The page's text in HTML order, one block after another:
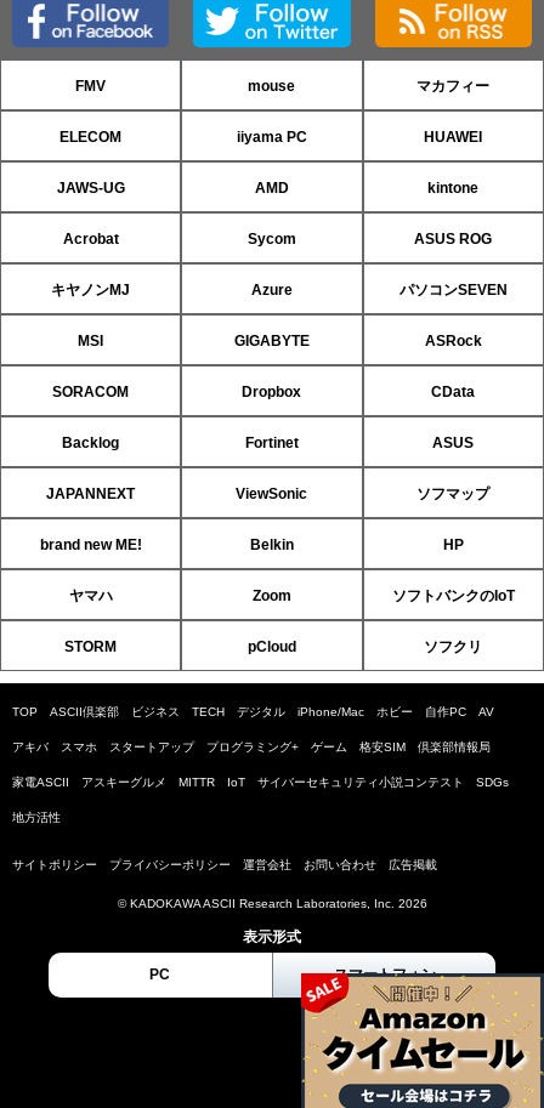
FMV mouse マカフィー
ELECOM iiyama PC HUAWEI
JAWS-UG AMD kintone
Acrobat Sycom ASUS ROG
キヤノンMJ Azure パソコンSEVEN
MSI GIGABYTE ASRock
SORACOM Dropbox CData
Backlog Fortinet ASUS
JAPANNEXT ViewSonic ソフマップ
brand new ME! Belkin HP
ヤマハ Zoom ソフトバンクのIoT
STORM pCloud ソフクリ
TOP ASCII倶楽部 ビジネス TECH デジタル iPhone/Mac ホビー 自作PC AV
アキバ スマホ スタートアップ プログラミング+ ゲーム 格安SIM 倶楽部情報局
家電ASCII アスキーグルメ MITTR IoT サイバーセキュリティ小説コンテスト SDGs
地方活性
サイトポリシー プライバシーポリシー 運営会社 お問い合わせ 広告掲載
© KADOKAWA ASCII Research Laboratories, Inc. 2026
表示形式
PC スマートフォン